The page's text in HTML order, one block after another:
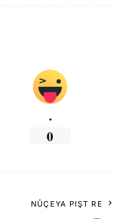
.
0
NÛÇEYA PIŞT RE